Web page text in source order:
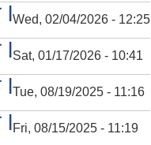
lWed, 02/04/2026 - 12:25
lSat, 01/17/2026 - 10:41
lTue, 08/19/2025 - 11:16
lFri, 08/15/2025 - 11:19